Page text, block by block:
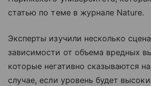
статью по теме в журнале Nature.
Эксперты изучили несколько
зависимости от объема вредных
которые негативно сказываются
случае, если уровень будет